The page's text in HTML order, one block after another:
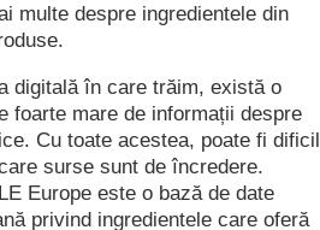
multe despre ingredientele din
digitală în care trăim, există o
foarte mare de informații despre
Cu toate acestea, poate fi dificil
surse sunt de încredere.
Europe este o bază de date
privind ingredientele care oferă